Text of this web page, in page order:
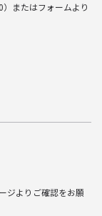
またはフォームより
ジよりご確認をお願